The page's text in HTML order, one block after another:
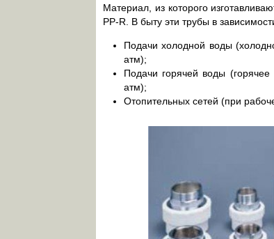
Материал, из которого
PP-R. В быту эти трубы в
Подачи холодной воды
атм);
Подачи горячей воды
атм);
Отопительных сетей (при